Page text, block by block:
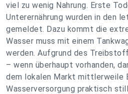
viel zu wenig Nahrung. Erste
Unterernährung wurden in den
gemeldet. Dazu kommt die
Wasser muss mit einem
werden. Aufgrund des
– wenn überhaupt vorhanden,
dem lokalen Markt mittlerweile
Wasserversorgung praktisch